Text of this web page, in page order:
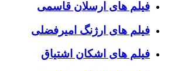
فیلم های ارسلان قاسمی
فیلم های ارژنگ امیرفضلی
فیلم های اشکان اشتیاق